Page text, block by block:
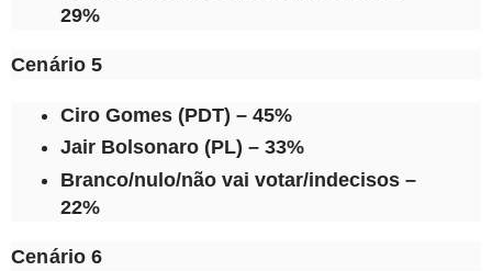
29%
Cenário 5
Ciro Gomes (PDT) – 45%
Jair Bolsonaro (PL) – 33%
Branco/nulo/não vai votar/indecisos –
22%
Cenário 6